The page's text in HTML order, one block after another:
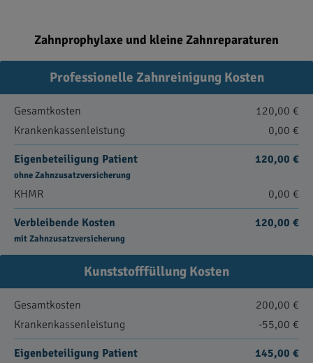
Zahnprophylaxe und kleine Zahnreparaturen
Professionelle Zahnreinigung Kosten
Gesamtkosten
120,00 €
Krankenkassenleistung
0,00 €
Eigenbeteiligung Patient
ohne Zahnzusatzversicherung
120,00 €
KHMR 0,00 €
Verbleibende Kosten
mit Zahnzusatzversicherung
120,00 €
Kunststofffüllung Kosten
Gesamtkosten
200,00 €
Krankenkassenleistung
-55,00 €
Eigenbeteiligung Patient 145,00 €